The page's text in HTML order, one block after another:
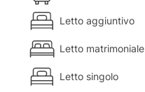
Letto aggiuntivo
Letto matrimoniale
Letto singolo